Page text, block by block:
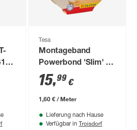
Tesa
Montageband
Powerbond 'Slim' 2
x 5 m
15,99 €
1,60 € / Meter
Lieferung nach Hause
Verfügbar in Troisdorf